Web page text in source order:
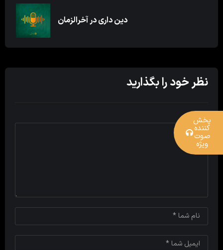
دین داری در آخرالزمان
نظر خود را بگذارید
پخش
کننده
صوت
ویژه